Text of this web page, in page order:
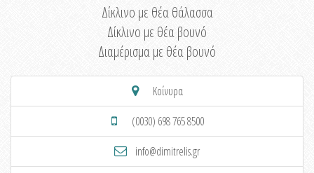
Δίκλινο με θέα θάλασσα
Δίκλινο με θέα βουνό
Διαμέρισμα με θέα βουνό
Κοίνυρα
(0030) 698 765 8500
info@dimitrelis.gr